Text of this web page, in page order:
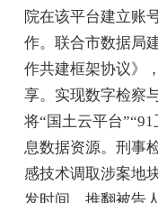
院在该平台建立账
作。联合市数据局
作共建框架协议》
享。实现数字检察
将“国土云平台
息数据资源。刑事
感技术调取涉案地